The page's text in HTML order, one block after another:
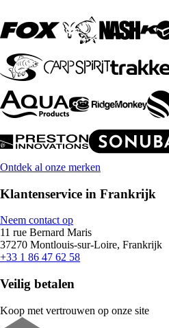
Ontdek al onze merken
Klantenservice in Frankrijk
Neem contact op
11 rue Bernard Maris
37270 Montlouis-sur-Loire, Frankrijk
+33 1 86 47 62 58
Veilig betalen
Koop met vertrouwen op onze site